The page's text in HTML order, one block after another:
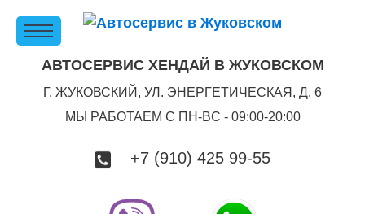
АВТОСЕРВИС ХЕНДАЙ В ЖУКОВСКОМ
Г. ЖУКОВСКИЙ, УЛ. ЭНЕРГЕТИЧЕСКАЯ, Д. 6
МЫ РАБОТАЕМ С ПН-ВC - 09:00-20:00
+7 (910) 425 99-55